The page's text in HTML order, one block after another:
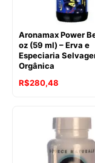
Aronamax Power
oz (59 ml) – Erva e
Especiaria
Orgânica
R$280,48